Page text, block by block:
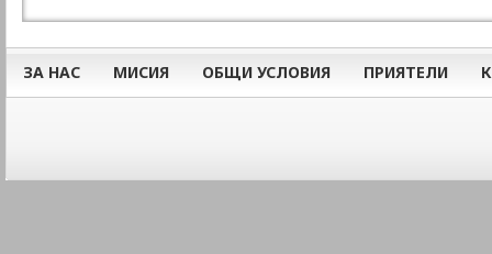
ЗА НАС МИСИЯ ОБЩИ УСЛОВИЯ ПРИЯТЕЛИ